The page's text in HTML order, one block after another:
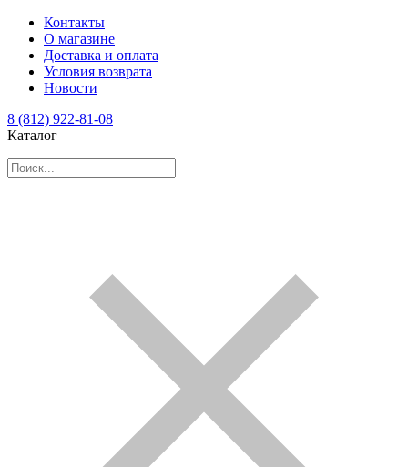
Контакты
О магазине
Доставка и оплата
Условия возврата
Новости
8 (812) 922-81-08
Каталог